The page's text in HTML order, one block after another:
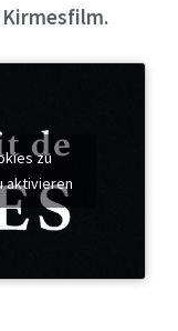
Kirmesfilm.
zu
aktivieren